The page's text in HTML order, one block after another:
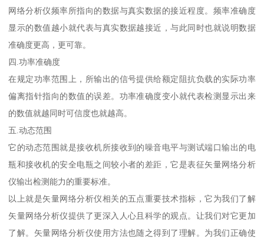
网络分析仪频率所指向的数据与真实数据的接近程度。频率准确度
显示的数值越小就代表与真实数据越接近，与此同时也就说明数据
准确度更高，更可靠。
四.功率准确度
在规定功率范围上，所输出的信号提供给额定阻抗负载的实际功率
偏离指针指向的数值的误差。功率准确度变小就代表检测显示出来
的数值就越同时可信度也就越高。
五.动态范围
它的动态范围就是接收机所接收到的噪音电平与测试端口输出的电
瓶和接收机的安全电瓶之间较小者的差距，它是表征矢量网络分析
仪输出检测能力的重要标准。
以上就是矢量网络分析仪相关的五点重要技术指标，它为我们了解
矢量网络分析仪提供了更深入人心且科学的观点。让我们对它更加
了解。矢量网络分析仪使用方法也随之得到了理解。为我们正确使